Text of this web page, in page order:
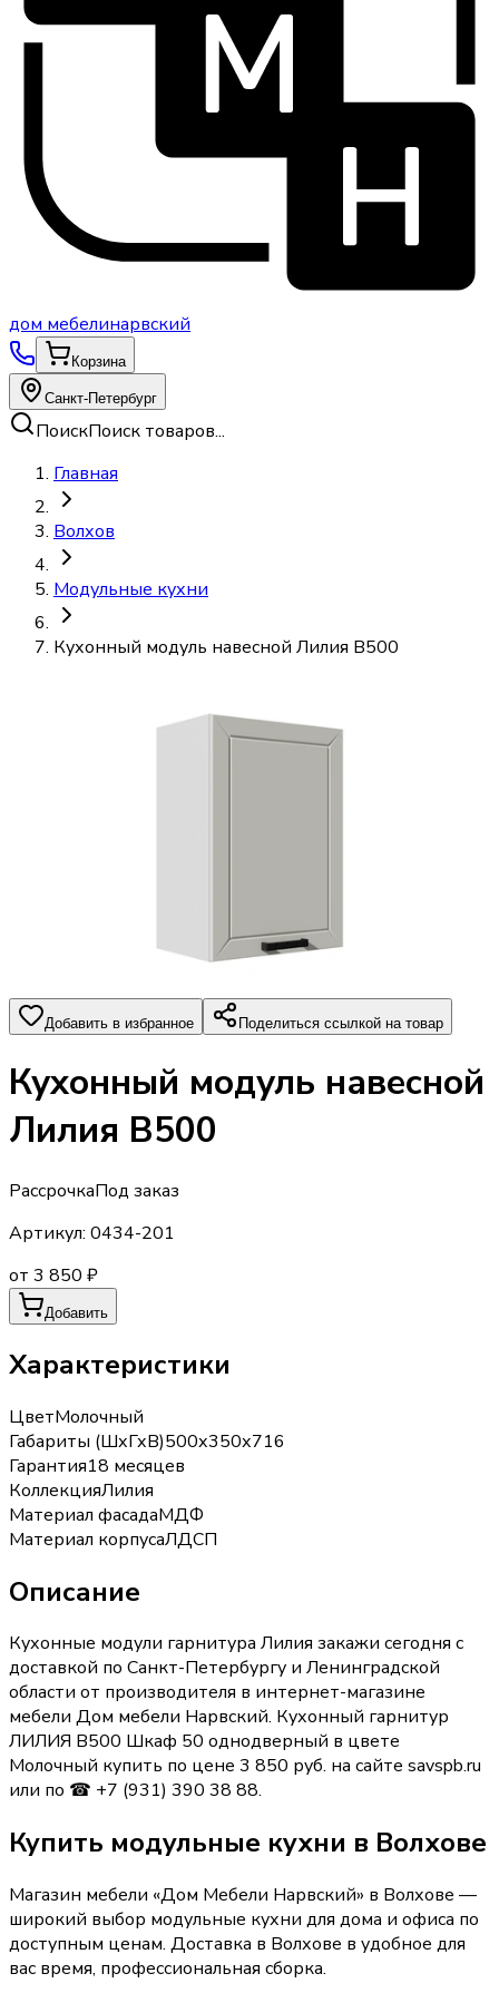
дом мебелинарвский
Корзина
Санкт-Петербург
ПоискПоиск товаров...
Главная
Волхов
Модульные кухни
Кухонный модуль навесной Лилия В500
Добавить в избранное Поделиться ссылкой на товар
Кухонный модуль навесной
Лилия В500
РассрочкаПод заказ
Артикул: 0434-201
от 3 850 ₽
Добавить
Характеристики
ЦветМолочный
Габариты (ШхГхВ)500х350х716
Гарантия18 месяцев
КоллекцияЛилия
Материал фасадаМДФ
Материал корпусаЛДСП
Описание
Кухонные модули гарнитура Лилия закажи сегодня с
доставкой по Санкт-Петербургу и Ленинградской
области от производителя в интернет-магазине
мебели Дом мебели Нарвский. Кухонный гарнитур
ЛИЛИЯ В500 Шкаф 50 однодверный в цвете
Молочный купить по цене 3 850 руб. на сайте savspb.ru
или по ☎ +7 (931) 390 38 88.
Купить модульные кухни в Волхове
Магазин мебели «Дом Мебели Нарвский» в Волхове —
широкий выбор модульные кухни для дома и офиса по
доступным ценам. Доставка в Волхове в удобное для
вас время, профессиональная сборка.